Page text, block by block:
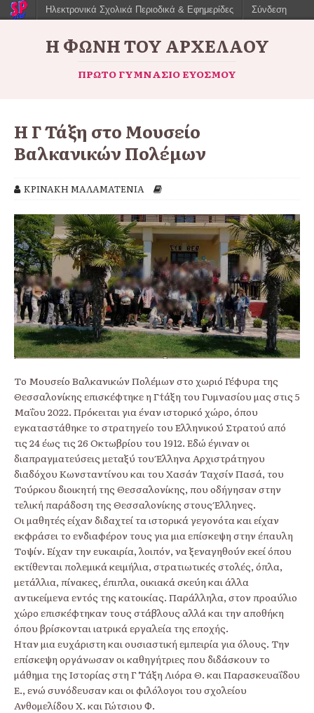
Η ΦΩΝΉ ΤΟΥ ΑΡΧΈΛΑΟΥ
ΠΡΏΤΟ ΓΥΜΝΆΣΙΟ ΕΥΌΣΜΟΥ
Η Γ΄ Τάξη στο Μουσείο
Βαλκανικών Πολέμων
ΚΡΙΝΑΚΗ ΜΑΛΑΜΑΤΕΝΙΑ
Το Μουσείο Βαλκανικών Πολέμων στο χωριό Γέφυρα της
Θεσσαλονίκης επισκέφτηκε η Γ΄τάξη του Γυμνασίου μας στις 5
Μαΐου 2022. Πρόκειται για έναν ιστορικό χώρο, όπου
εγκαταστάθηκε το στρατηγείο του Ελληνικού Στρατού από
τις 24 έως τις 26 Οκτωβρίου του 1912. Εδώ έγιναν οι
διαπραγματεύσεις μεταξύ του Έλληνα Αρχιστράτηγου
διαδόχου Κωνσταντίνου και του Χασάν Ταχσίν Πασά, του
Τούρκου διοικητή της Θεσσαλονίκης, που οδήγησαν στην
τελική παράδοση της Θεσσαλονίκης στους Έλληνες.
Οι μαθητές είχαν διδαχτεί τα ιστορικά γεγονότα και είχαν
εκφράσει το ενδιαφέρον τους για μια επίσκεψη στην έπαυλη
Τοψίν. Είχαν την ευκαιρία, λοιπόν, να ξεναγηθούν εκεί όπου
εκτίθενται πολεμικά κειμήλια, στρατιωτικές στολές, όπλα,
μετάλλια, πίνακες, έπιπλα, οικιακά σκεύη και άλλα
αντικείμενα εντός της κατοικίας. Παράλληλα, στον προαύλιο
χώρο επισκέφτηκαν τους στάβλους αλλά και την αποθήκη
όπου βρίσκονται ιατρικά εργαλεία της εποχής.
Ήταν μια ευχάριστη και ουσιαστική εμπειρία για όλους. Την
επίσκεψη οργάνωσαν οι καθηγήτριες που διδάσκουν το
μάθημα της Ιστορίας στη Γ΄ Τάξη Λιόρα Θ. και Παρασκευαΐδου
Ε., ενώ συνόδευσαν και οι φιλόλογοι του σχολείου
Ανθομελίδου Χ. και Γώτσιου Φ.
Ηλεκτρονικά Σχολικά Περιοδικά & Εφημερίδες Σύνδεση